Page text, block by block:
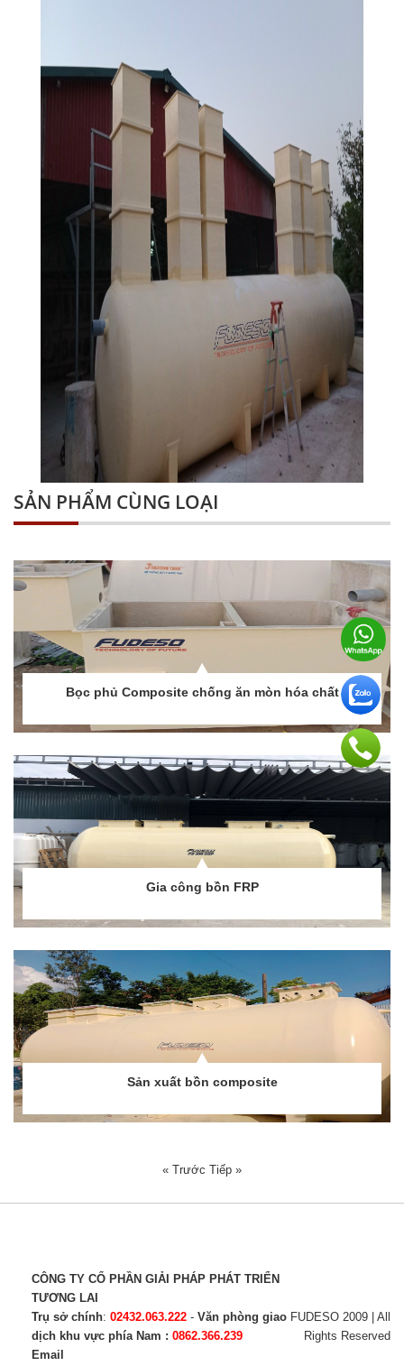
SẢN PHẨM CÙNG LOẠI
Bọc phủ Composite chống ăn mòn hóa chất
Gia công bồn FRP
Sản xuất bồn composite
« Trước Tiếp »
CÔNG TY CỔ PHẦN GIẢI PHÁP PHÁT TRIỂN
TƯƠNG LAI
Trụ sở chính: 02432.063.222 - Văn phòng giao
dịch khu vực phía Nam : 0862.366.239
Email
FUDESO 2009 | All
Rights Reserved